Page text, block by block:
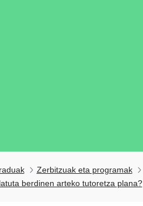
Zerbitzuak eta programak
berdinen arteko tutoretza plana?